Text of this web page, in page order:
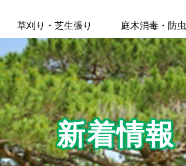
草刈り・芝生張り 庭木消毒・防
新着情報